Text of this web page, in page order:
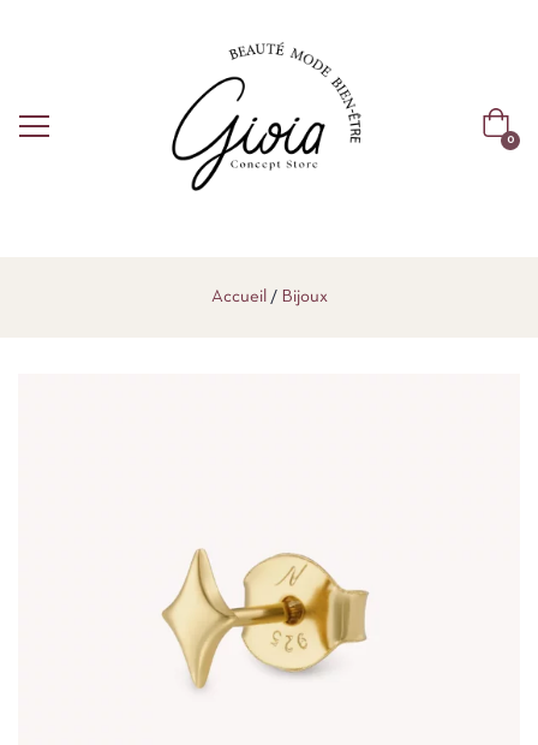
0
Accueil Bijoux